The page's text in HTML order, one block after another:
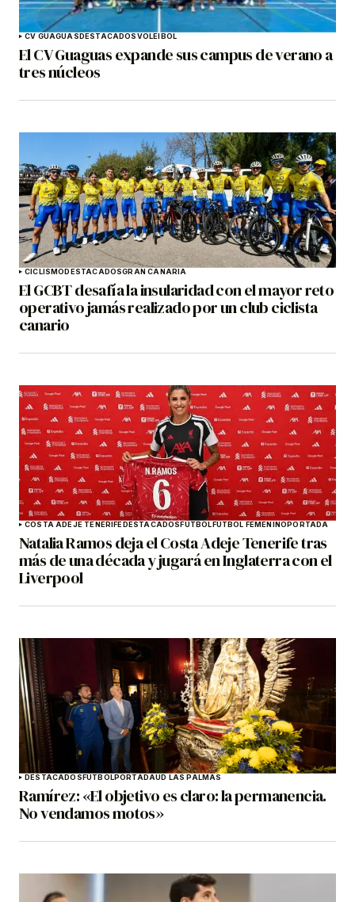
CV GUAGUASDESTACADOSVOLEIBOL
El CV Guaguas expande sus campus de verano a
tres núcleos
CICLISMODESTACADOSGRAN CANARIA
El GCBT desafía la insularidad con el mayor reto
operativo jamás realizado por un club ciclista
canario
COSTA ADEJE TENERIFEDESTACADOSFÚTBOLFÚTBOL FEMENINOPORTADA
Natalia Ramos deja el Costa Adeje Tenerife tras
más de una década y jugará en Inglaterra con el
Liverpool
DESTACADOSFÚTBOLPORTADAUD LAS PALMAS
Ramírez: «El objetivo es claro: la permanencia.
No vendamos motos»